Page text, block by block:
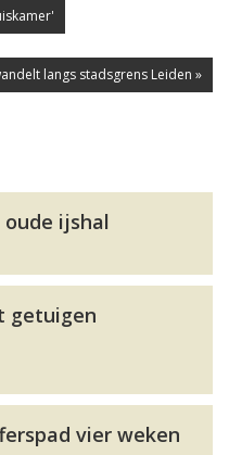
langs stadsgrens Leiden »
oude ijshal
getuigen
vier weken